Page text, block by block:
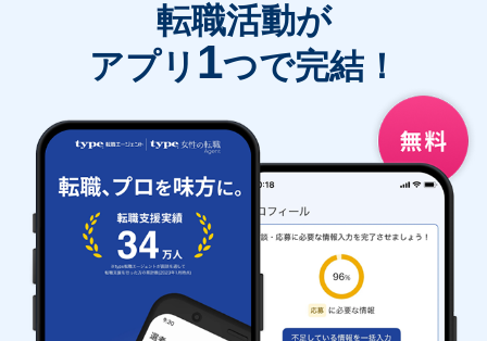
転職活動が
アプリ 1つで完結！